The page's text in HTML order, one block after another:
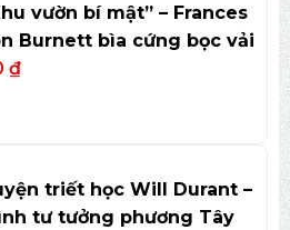
vườn bí mật” – Frances
Burnett bìa cứng bọc vải
₫
triết học Will Durant –
tư tưởng phương Tây